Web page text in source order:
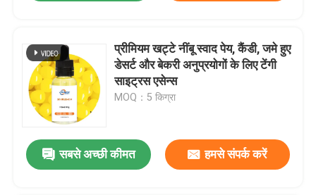
वीडियो
वी.आर. शो
हमारे बारे में
प्रीमियम खट्टे नींबू स्वाद पेय, कैंडी, जमे हुए
डेसर्ट और बेकरी अनुप्रयोगों के लिए टेंगी
साइट्रस एसेन्स
MOQ：5 किग्रा
सबसे अच्छी कीमत हमसे संपर्क करें